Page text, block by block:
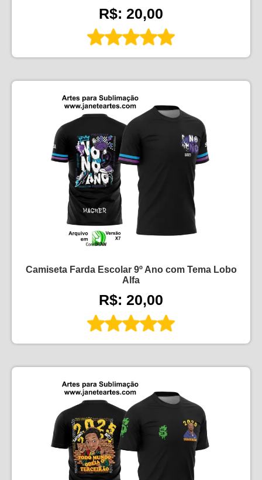
R$: 20,00
Camiseta Farda Escolar 9º Ano com Tema Lobo
Alfa
R$: 20,00